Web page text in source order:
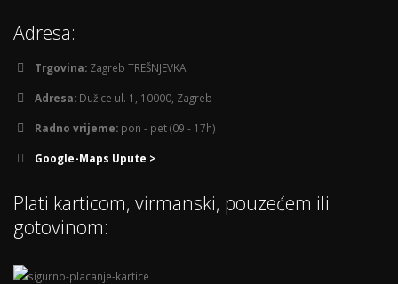
Adresa:
Trgovina: Zagreb TREŠNJEVKA
Adresa: Dužice ul. 1, 10000, Zagreb
Radno vrijeme: pon - pet (09 - 17h)
Google-Maps Upute >
Plati karticom, virmanski, pouzećem ili
gotovinom: